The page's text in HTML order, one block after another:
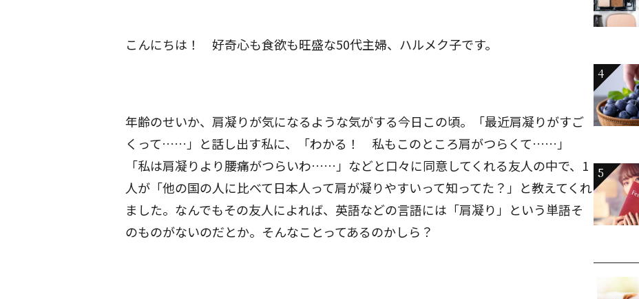
こんにちは！ 好奇心も食欲も旺盛な50代主婦、ハルメク子です。
年齢のせいか、肩凝りが気になるような気がする今日この頃。「最近肩凝りがすご
くって……」と話し出す私に、「わかる！ 私もこのところ肩がつらくて……」
「私は肩凝りより腰痛がつらいわ……」などと口々に同意してくれる友人の中で、1
人が「他の国の人に比べて日本人って肩が凝りやすいって知ってた？」と教えてくれ
ました。なんでもその友人によれば、英語などの言語には「肩凝り」という単語そ
のものがないのだとか。そんなことってあるのかしら？
4
5